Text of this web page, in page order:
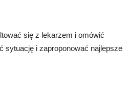
się z lekarzem i omówić
sytuację i zaproponować najlepsze